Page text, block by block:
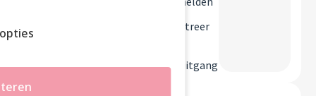
Registreer
vooruitgang